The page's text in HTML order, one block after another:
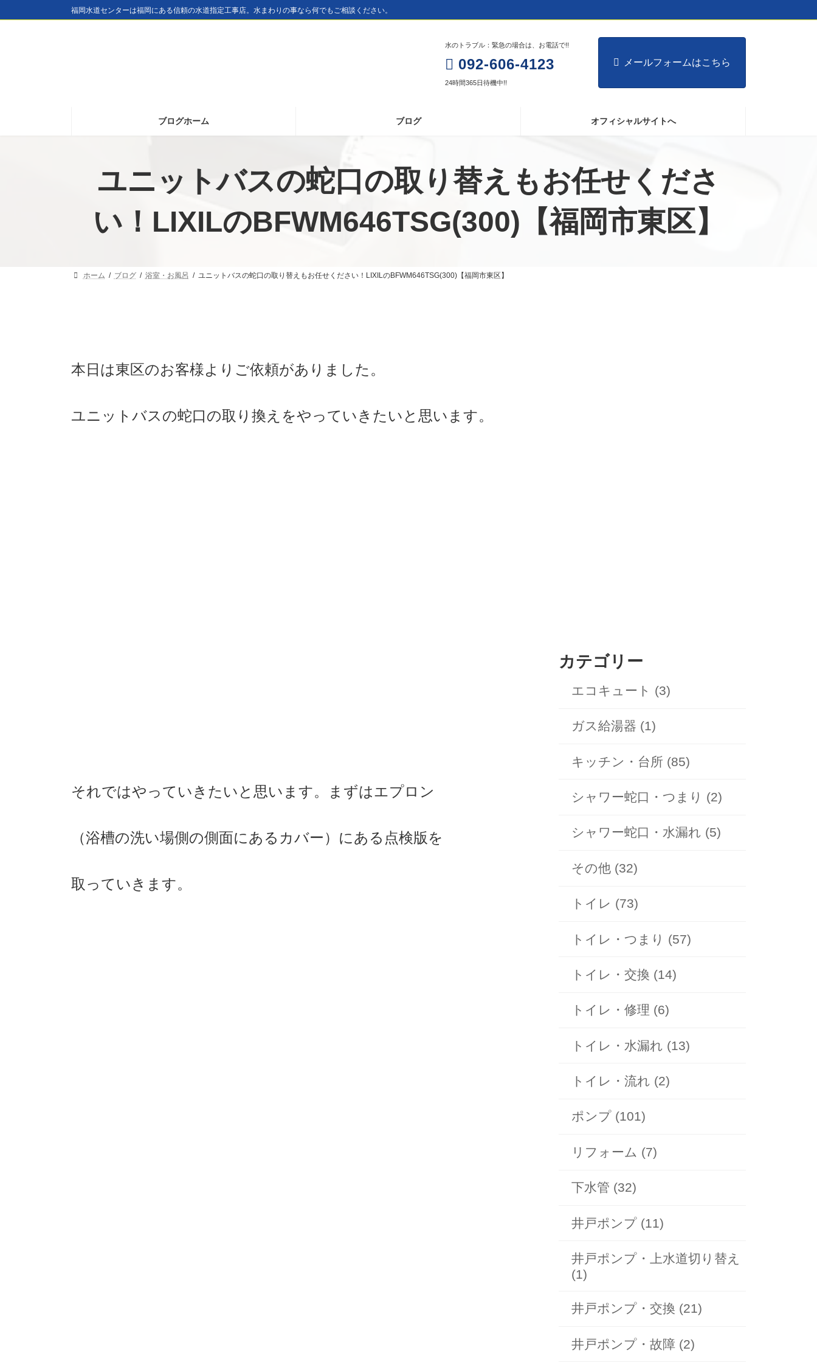
福岡水道センターは福岡にある信頼の水道指定工事店。水まわりの事なら何でもご相談ください。
水のトラブル：緊急の場合は、お電話で!!
092-606-4123
24時間365日待機中!!
メールフォームはこちら
ブログホーム ブログ オフィシャルサイトへ
ユニットバスの蛇口の取り替えもお任せくださ
い！LIXILのBFWM646TSG(300)【福岡市東区】
ホーム ブログ 浴室・お風呂 ユニットバスの蛇口の取り替えもお任せください！LIXILのBFWM646TSG(300)【福岡市東区】
本日は東区のお客様よりご依頼がありました。
ユニットバスの蛇口の取り換えをやっていきたいと思います。
それではやっていきたいと思います。まずはエプロン
（浴槽の洗い場側の側面にあるカバー）にある点検版を
取っていきます。
カテゴリー
エコキュート (3)
ガス給湯器 (1)
キッチン・台所 (85)
シャワー蛇口・つまり (2)
シャワー蛇口・水漏れ (5)
その他 (32)
トイレ (73)
トイレ・つまり (57)
トイレ・交換 (14)
トイレ・修理 (6)
トイレ・水漏れ (13)
トイレ・流れ (2)
ポンプ (101)
リフォーム (7)
下水管 (32)
井戸ポンプ (11)
井戸ポンプ・上水道切り替え
(1)
井戸ポンプ・交換 (21)
井戸ポンプ・故障 (2)